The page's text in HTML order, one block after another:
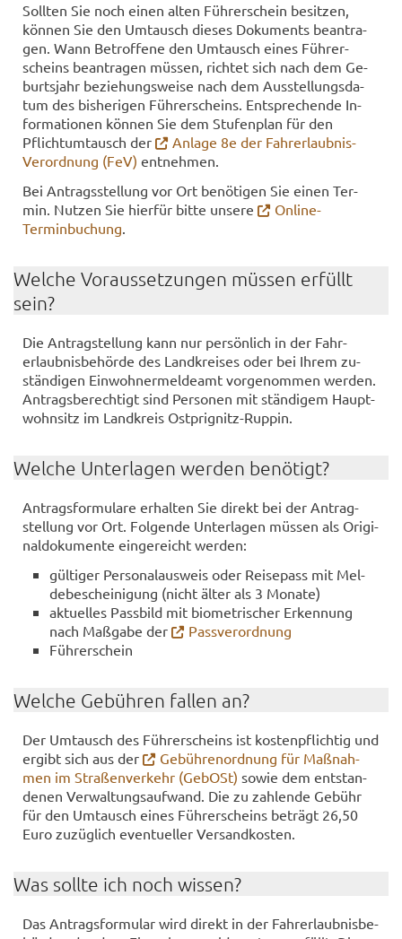
Soll­ten Sie noch einen alten Füh­rer­schein be­sit­zen,
kön­nen Sie den Um­tausch die­ses Do­ku­ments be­an­tra­
gen. Wann Be­trof­fe­ne den Um­tausch eines Füh­rer­
scheins be­an­tra­gen müs­sen, rich­tet sich nach dem Ge­
burts­jahr be­zie­hungs­wei­se nach dem Aus­stel­lungs­da­
tum des bis­he­ri­gen Füh­rer­scheins. Ent­spre­chen­de In­
for­ma­tio­nen kön­nen Sie dem Stu­fen­plan für den
Pflicht­um­tausch der
An­la­ge 8e der Fahrerlaubnis-​
Verordnung (FeV) ent­neh­men.
Bei An­trags­stel­lung vor Ort be­nö­ti­gen Sie einen Ter­
min. Nut­zen Sie hier­für bitte un­se­re
Online-​
Terminbuchung.
Wel­che Vor­aus­set­zun­gen müs­sen er­füllt
sein?
Die An­trag­stel­lung kann nur per­sön­lich in der Fahr­
erlaub­nis­be­hör­de des Land­krei­ses oder bei Ihrem zu­
stän­di­gen Ein­woh­ner­mel­de­amt vor­ge­nom­men wer­den.
An­trags­be­rech­tigt sind Per­so­nen mit stän­di­gem Haupt­
wohn­sitz im Land­kreis Ostprignitz-​​​Rup­pin.
Wel­che Un­ter­la­gen wer­den be­nö­tigt?
An­trags­for­mu­la­re er­hal­ten Sie di­rekt bei der An­trag­
stel­lung vor Ort. Fol­gen­de Un­ter­la­gen müs­sen als Ori­gi­
nal­do­ku­men­te ein­ge­reicht wer­den:
gül­ti­ger Per­so­nal­aus­weis oder Rei­se­pass mit Mel­
de­be­schei­ni­gung (nicht älter als 3 Mo­na­te)
ak­tu­el­les Pass­bild mit bio­me­tri­scher Er­ken­nung
nach Maß­ga­be der
Pass­ver­ord­nung
Füh­rer­schein
Wel­che Ge­büh­ren fal­len an?
Der Um­tausch des Füh­rer­scheins ist kos­ten­pflich­tig und
er­gibt sich aus der
Ge­büh­ren­ord­nung für Maß­nah­
men im Stra­ßen­ver­kehr (Ge­bOSt) sowie dem ent­stan­
de­nen Ver­wal­tungs­auf­wand. Die zu zah­len­de Ge­bühr
für den Um­tausch eines Füh­rer­scheins be­trägt 26,50
Euro zu­züg­lich even­tu­el­ler Ver­sand­kos­ten.
Was soll­te ich noch wis­sen?
Das An­trags­for­mu­lar wird di­rekt in der Fahr­erlaub­nis­be­